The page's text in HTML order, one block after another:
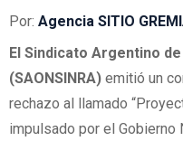
Por: Agencia SITIO
El Sindicato Argentino
(SAONSINRA) emitió un
rechazo al llamado
impulsado por el Gobierno